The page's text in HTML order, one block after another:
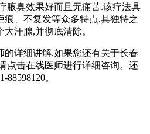
腋臭效果好而且无痛苦.该疗法具
、不复发等众多特点,其独特之
汗腺,并彻底清除。
详细讲解,如果您还有关于长春
点击在线医师进行详细咨询。还
。